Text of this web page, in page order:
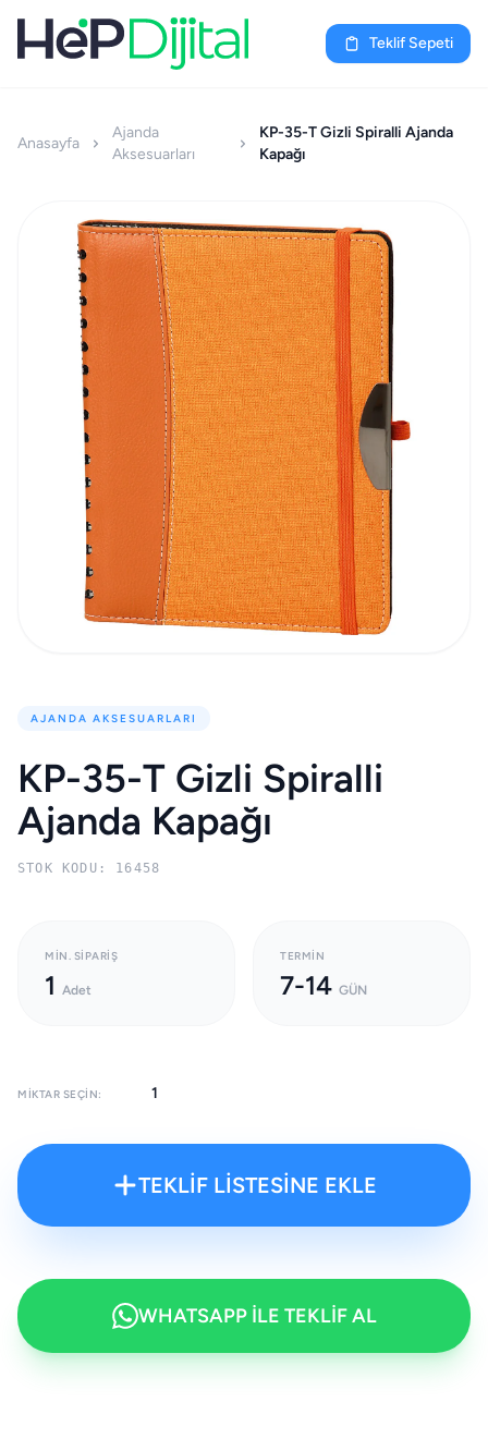
Teklif Sepeti
Anasayfa
Ajanda
Aksesuarları
KP-35-T Gizli Spiralli Ajanda
Kapağı
AJANDA AKSESUARLARI
KP-35-T Gizli Spiralli
Ajanda Kapağı
STOK KODU: 16458
MIN. SIPARIŞ
1 Adet
TERMIN
7-14 GÜN
MIKTAR SEÇIN:
TEKLİF LİSTESİNE EKLE
WHATSAPP İLE TEKLİF AL